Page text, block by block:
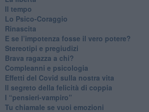
​Il tempo
​Lo Psico-Coraggio
Rinascita
​E se l’impotenza fosse il vero potere?
Stereotipi e pregiudizi
​Brava ragazza a chi?
​Compleanni e psicologia
Effetti del Covid sulla nostra vita
Il segreto della felicità di coppia
​I “pensieri-vampiro”
​Tu chiamale se vuoi emozioni